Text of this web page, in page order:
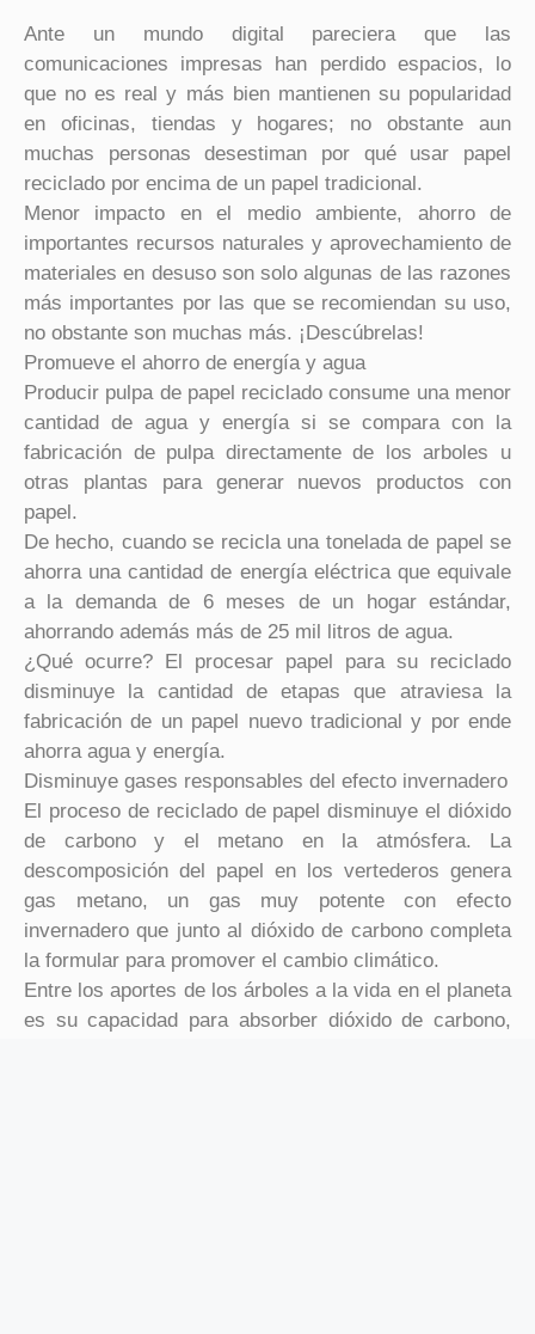
Ante un mundo digital pareciera que las
comunicaciones impresas han perdido espacios, lo
que no es real y más bien mantienen su popularidad
en oficinas, tiendas y hogares; no obstante aun
muchas personas desestiman por qué usar papel
reciclado por encima de un papel tradicional.
Menor impacto en el medio ambiente, ahorro de
importantes recursos naturales y aprovechamiento de
materiales en desuso son solo algunas de las razones
más importantes por las que se recomiendan su uso,
no obstante son muchas más. ¡Descúbrelas!
Promueve el ahorro de energía y agua
Producir pulpa de papel reciclado consume una menor
cantidad de agua y energía si se compara con la
fabricación de pulpa directamente de los arboles u
otras plantas para generar nuevos productos con
papel.
De hecho, cuando se recicla una tonelada de papel se
ahorra una cantidad de energía eléctrica que equivale
a la demanda de 6 meses de un hogar estándar,
ahorrando además más de 25 mil litros de agua.
¿Qué ocurre? El procesar papel para su reciclado
disminuye la cantidad de etapas que atraviesa la
fabricación de un papel nuevo tradicional y por ende
ahorra agua y energía.
Disminuye gases responsables del efecto invernadero
El proceso de reciclado de papel disminuye el dióxido
de carbono y el metano en la atmósfera. La
descomposición del papel en los vertederos genera
gas metano, un gas muy potente con efecto
invernadero que junto al dióxido de carbono completa
la formular para promover el cambio climático.
Entre los aportes de los árboles a la vida en el planeta
es su capacidad para absorber dióxido de carbono,